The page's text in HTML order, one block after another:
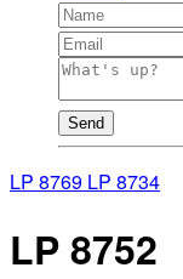
Send
LP 8769 LP 8734
LP 8752